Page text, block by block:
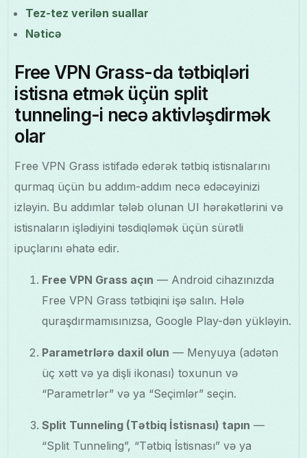
Tez-tez verilən suallar
Nəticə
Free VPN Grass-da tətbiqləri
istisna etmək üçün split
tunneling-i necə aktivləşdirmək
olar
Free VPN Grass istifadə edərək tətbiq istisnalarını
qurmaq üçün bu addım-addım necə edəcəyinizi
izləyin. Bu addımlar tələb olunan UI hərəkətlərini və
istisnaların işlədiyini təsdiqləmək üçün sürətli
ipuçlarını əhatə edir.
Free VPN Grass açın — Android cihazınızda
Free VPN Grass tətbiqini işə salın. Hələ
quraşdırmamısınızsa, Google Play-dən yükləyin.
Parametrlərə daxil olun — Menyuya (adətən
üç xətt və ya dişli ikonası) toxunun və
“Parametrlər” və ya “Seçimlər” seçin.
Split Tunneling (Tətbiq İstisnası) tapın —
“Split Tunneling”, “Tətbiq İstisnası” və ya